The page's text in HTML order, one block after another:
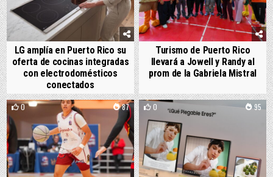
LG amplía en Puerto Rico su
oferta de cocinas integradas
con electrodomésticos
conectados
Turismo de Puerto Rico
llevará a Jowell y Randy al
prom de la Gabriela Mistral
0 87 0 95